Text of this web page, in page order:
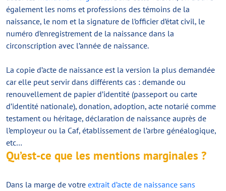
également les noms et professions des témoins de la
naissance, le nom et la signature de l’officier d’état civil, le
numéro d’enregistrement de la naissance dans la
circonscription avec l’année de naissance.
La copie d’acte de naissance est la version la plus demandée
car elle peut servir dans différents cas : demande ou
renouvellement de papier d’identité (passeport ou carte
d’identité nationale), donation, adoption, acte notarié comme
testament ou héritage, déclaration de naissance auprès de
l’employeur ou la Caf, établissement de l’arbre généalogique,
etc…
Qu’est-ce que les mentions marginales ?
Dans la marge de votre extrait d’acte de naissance sans